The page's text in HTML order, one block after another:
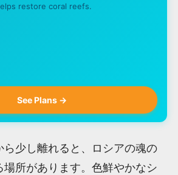
restore coral reefs.
See Plans →
ら少し離れると、ロシアの魂の
場所があります。色鮮やかなシ